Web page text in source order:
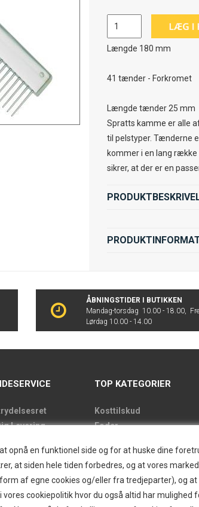
opnå en funktionel side og for at huske dine
at siden hele tiden forbedres, og at vores
af egne cookies og/eller fra tredjeparter), og
cookiepolitik hvor du også altid har mulighed
Længde 180 mm
41 tænder - Forkromet
Længde tænder 25 mm
Spratts kamme er alle
til pelstyper. Tænderne
kommer i en lang
sikrer, at der er en
ÅBNINGSTIDER I BUTIKKEN
Mandag-torsdag 10.00 - 18.00,
Lørdag 10.00 - 14.00
Levering
åbningstider
Greendog
TOP KATEGORIER
Kosttilskud
Foder
Udstyr
Pelspleje
Pleje
Hjemmet & Bilen